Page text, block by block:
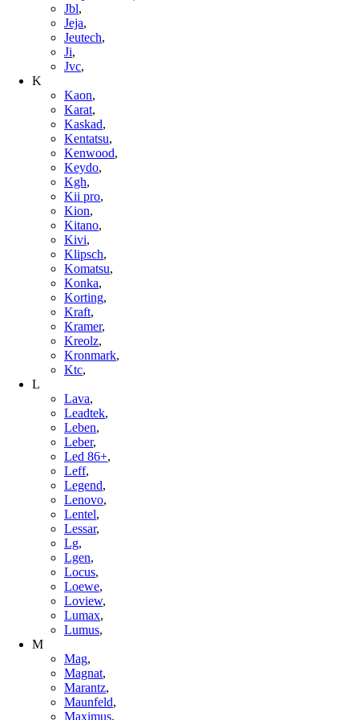
Jbl,
Jeja,
Jeutech,
Ji,
Jvc,
K
Kaon,
Karat,
Kaskad,
Kentatsu,
Kenwood,
Keydo,
Kgh,
Kii pro,
Kion,
Kitano,
Kivi,
Klipsch,
Komatsu,
Konka,
Korting,
Kraft,
Kramer,
Kreolz,
Kronmark,
Ktc,
L
Lava,
Leadtek,
Leben,
Leber,
Led 86+,
Leff,
Legend,
Lenovo,
Lentel,
Lessar,
Lg,
Lgen,
Locus,
Loewe,
Loview,
Lumax,
Lumus,
M
Mag,
Magnat,
Marantz,
Maunfeld,
Maximus,